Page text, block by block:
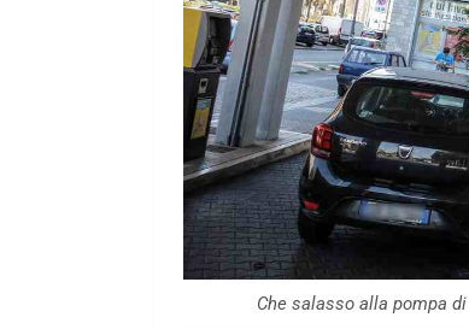
Che salasso alla pompa